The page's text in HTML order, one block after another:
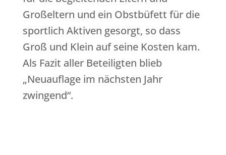
Großeltern und ein Obstbüfett für die
sportlich Aktiven gesorgt, so dass
Groß und Klein auf seine Kosten kam.
Als Fazit aller Beteiligten blieb
„Neuauflage im nächsten Jahr
zwingend“.